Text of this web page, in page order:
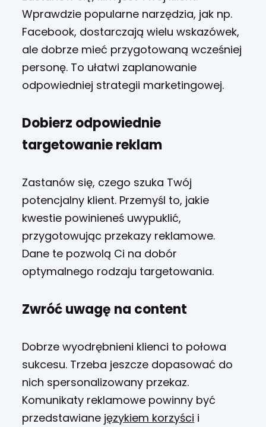
Wprawdzie popularne narzędzia, jak np.
Facebook, dostarczają wielu wskazówek,
ale dobrze mieć przygotowaną wcześniej
personę. To ułatwi zaplanowanie
odpowiedniej strategii marketingowej.
Dobierz odpowiednie
targetowanie reklam
Zastanów się, czego szuka Twój
potencjalny klient. Przemyśl to, jakie
kwestie powinieneś uwypuklić,
przygotowując przekazy reklamowe.
Dane te pozwolą Ci na dobór
optymalnego rodzaju targetowania.
Zwróć uwagę na content
Dobrze wyodrębnieni klienci to połowa
sukcesu. Trzeba jeszcze dopasować do
nich spersonalizowany przekaz.
Komunikaty reklamowe powinny być
przedstawiane językiem korzyści i